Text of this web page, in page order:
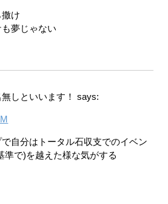
け
夢じゃない
しといいます！
says:
自分はトータル石収支でのイベン
準で)を越えた様な気がする